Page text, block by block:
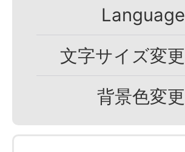
Language
文字サイズ変更
背景色変更